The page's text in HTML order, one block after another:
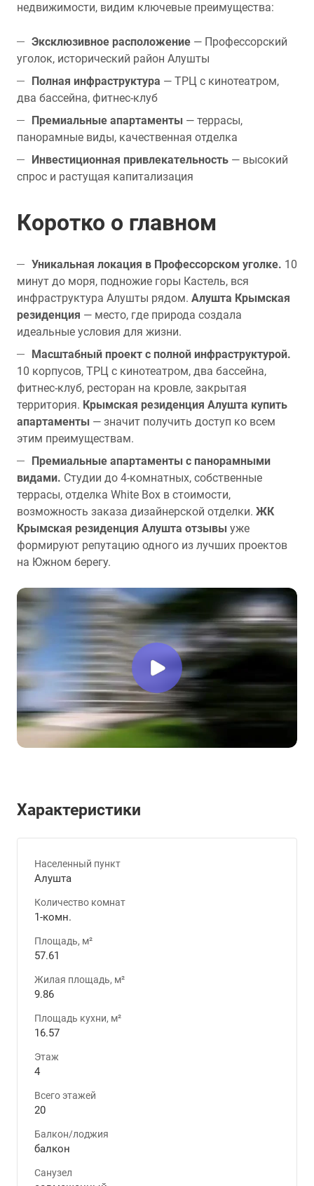
недвижимости, видим ключевые преимущества:
Эксклюзивное расположение — Профессорский
уголок, исторический район Алушты
Полная инфраструктура — ТРЦ с кинотеатром,
два бассейна, фитнес-клуб
Премиальные апартаменты — террасы,
панорамные виды, качественная отделка
Инвестиционная привлекательность — высокий
спрос и растущая капитализация
Коротко о главном
Уникальная локация в Профессорском уголке. 10
минут до моря, подножие горы Кастель, вся
инфраструктура Алушты рядом. Алушта Крымская
резиденция — место, где природа создала
идеальные условия для жизни.
Масштабный проект с полной инфраструктурой.
10 корпусов, ТРЦ с кинотеатром, два бассейна,
фитнес-клуб, ресторан на кровле, закрытая
территория. Крымская резиденция Алушта купить
апартаменты — значит получить доступ ко всем
этим преимуществам.
Премиальные апартаменты с панорамными
видами. Студии до 4-комнатных, собственные
террасы, отделка White Box в стоимости,
возможность заказа дизайнерской отделки. ЖК
Крымская резиденция Алушта отзывы уже
формируют репутацию одного из лучших проектов
на Южном берегу.
Характеристики
Населенный пункт
Алушта
Количество комнат
1-комн.
Площадь, м²
57.61
Жилая площадь, м²
9.86
Площадь кухни, м²
16.57
Этаж
4
Всего этажей
20
Балкон/лоджия
балкон
Санузел